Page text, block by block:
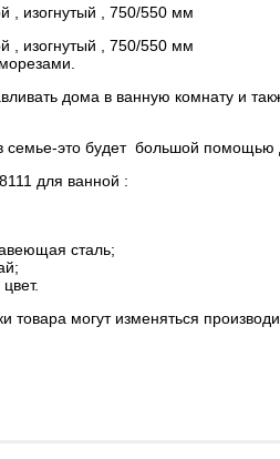
, изогнутый , 750/550 мм
, изогнутый , 750/550 мм
дома в ванную комнату и
семье-это будет большой помощью
для ванной :
сталь;
товара могут изменяться